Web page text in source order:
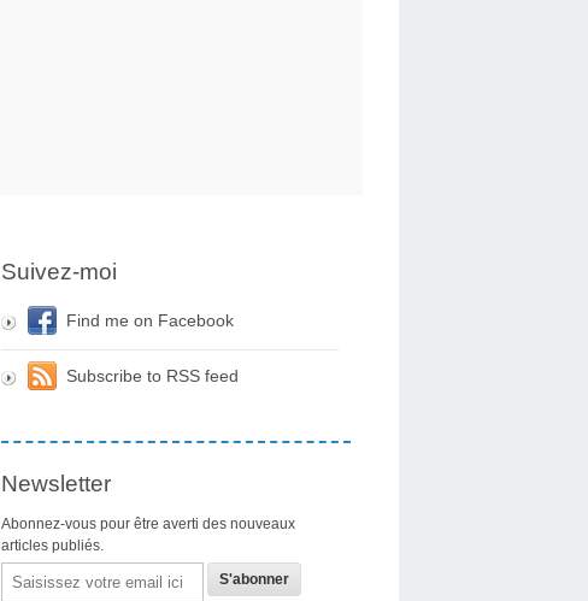
Suivez-moi
Find me on Facebook
Subscribe to RSS feed
Newsletter
Abonnez-vous pour être averti des nouveaux
articles publiés.
Email